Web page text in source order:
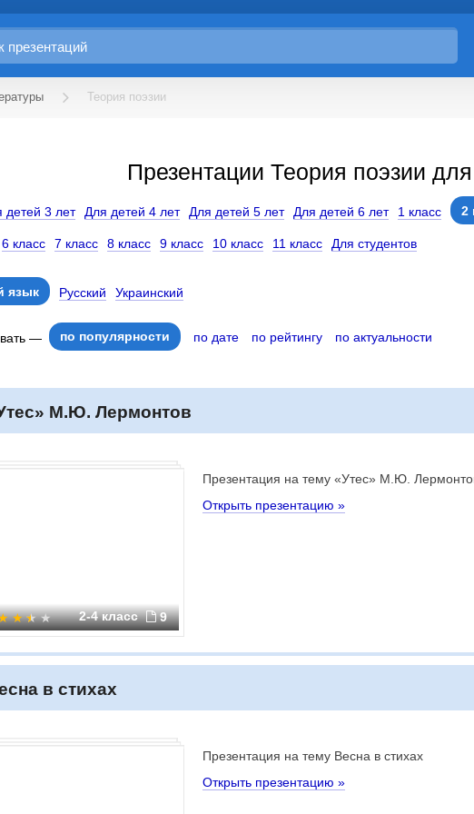
Теория поэзии
Презентации Теория поэзии
детей 3 лет Для детей 4 лет Для детей 5 лет Для детей 6 лет 1 класс 2
6 класс 7 класс 8 класс 9 класс 10 класс 11 класс Для студентов
язык Русский Украинский
— по популярности по дате по рейтингу по актуальности
М.Ю. Лермонтов
2-4 класс 9
Презентация на тему «Утес» М.Ю.
Открыть презентацию »
в стихах
Презентация на тему Весна в стихах
Открыть презентацию »